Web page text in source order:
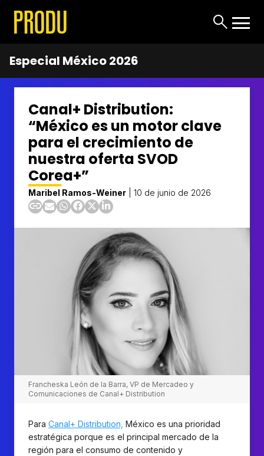
Especial México 2026
Canal+ Distribution:
“México es un motor clave
para el crecimiento de
nuestra oferta SVOD
Corea+”
Maribel Ramos-Weiner 10 de junio de 2026
Francheska León de la Barra, VP de Mercadeo y
Comunicaciones de Canal+ Distribution
Para Canal+ Distribution, México es una prioridad
estratégica porque es el principal mercado de la
región para el consumo de contenido y